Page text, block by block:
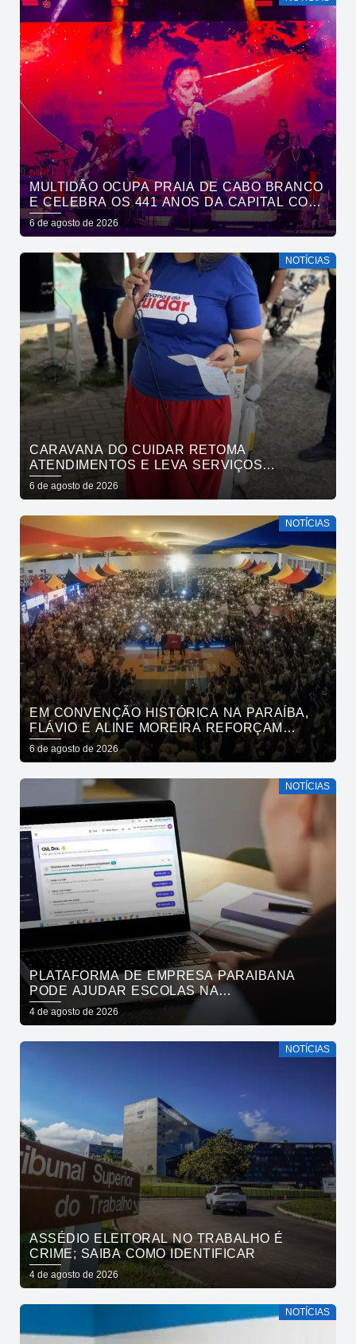
MULTIDÃO OCUPA PRAIA DE CABO BRANCO
E CELEBRA OS 441 ANOS DA CAPITAL COM
SHOWS DE ROUPA NOVA E FÁBIO JR
6 de agosto de 2026
NOTÍCIAS
CARAVANA DO CUIDAR RETOMA
ATENDIMENTOS E LEVA SERVIÇOS
GRATUITOS AO BAIRRO DE OITIZEIRO
NESTA SEXTA-FEIRA
6 de agosto de 2026
NOTÍCIAS
EM CONVENÇÃO HISTÓRICA NA PARAÍBA,
FLÁVIO E ALINE MOREIRA REFORÇAM
APOIO À CONTINUIDADE DO ATUAL
PROJETO POLÍTICO NO ESTADO
6 de agosto de 2026
NOTÍCIAS
PLATAFORMA DE EMPRESA PARAIBANA
PODE AJUDAR ESCOLAS NA
IDENTIFICAÇÃO PRECOCE DE SINAIS DE
NEURODIVERGÊNCIA
4 de agosto de 2026
NOTÍCIAS
ASSÉDIO ELEITORAL NO TRABALHO É
CRIME; SAIBA COMO IDENTIFICAR
4 de agosto de 2026
NOTÍCIAS